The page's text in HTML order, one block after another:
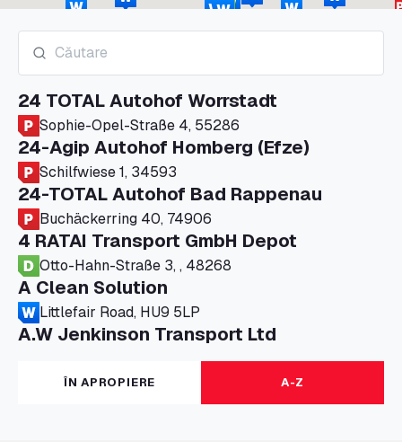
24 TOTAL Autohof Worrstadt
Sophie-Opel-Straße 4, 55286
24-Agip Autohof Homberg (Efze)
Schilfwiese 1, 34593
24-TOTAL Autohof Bad Rappenau
Buchäckerring 40, 74906
4 RATAI Transport GmbH Depot
Otto-Hahn-Straße 3, , 48268
A Clean Solution
Littlefair Road, HU9 5LP
A.W Jenkinson Transport Ltd
Progress House, ME11 5GA
A+G Nettetal - Depot Parking
Am Panneschopp 7, 41334
ÎN APROPIERE A-Z